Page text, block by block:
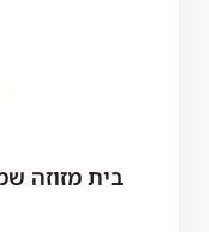
בית מזוזה